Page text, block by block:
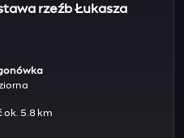
rzeźb Łukasza
ok. 5.8 km